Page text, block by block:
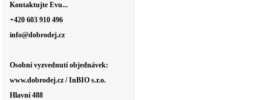
Kontaktujte Evu...
+420 603 910 496
info@dobrodej.cz
Osobní vyzvednutí objednávek:
www.dobrodej.cz / InBIO s.r.o.
Hlavní 488